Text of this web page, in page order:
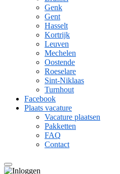
Genk
Gent
Hasselt
Kortrijk
Leuven
Mechelen
Oostende
Roeselare
Sint-Niklaas
Turnhout
Facebook
Plaats vacature
Vacature plaatsen
Pakketten
FAQ
Contact